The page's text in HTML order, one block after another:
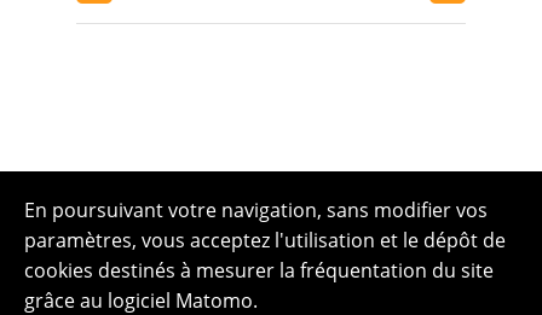
En poursuivant votre navigation, sans modifier vos
paramètres, vous acceptez l'utilisation et le dépôt de
cookies destinés à mesurer la fréquentation du site
grâce au logiciel Matomo.